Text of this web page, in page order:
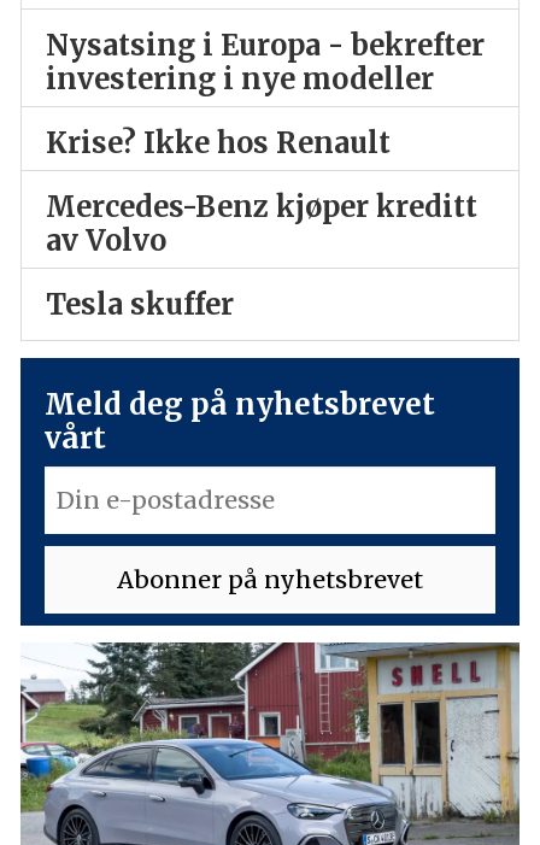
Nysatsing i Europa - bekrefter
investering i nye modeller
Krise? Ikke hos Renault
Mercedes-Benz kjøper kreditt
av Volvo
Tesla skuffer
Meld deg på nyhetsbrevet
vårt